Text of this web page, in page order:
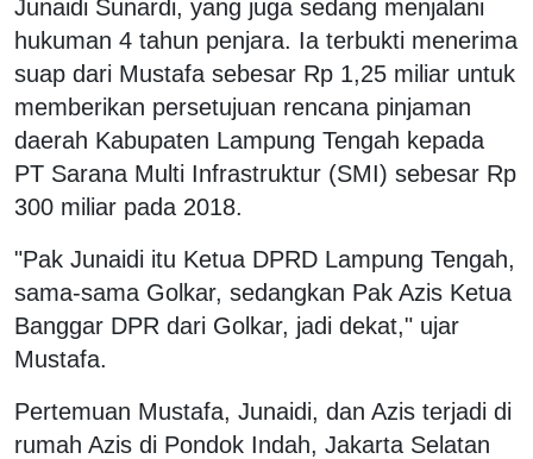
Junaidi Sunardi, yang juga sedang menjalani
hukuman 4 tahun penjara. Ia terbukti menerima
suap dari Mustafa sebesar Rp 1,25 miliar untuk
memberikan persetujuan rencana pinjaman
daerah Kabupaten Lampung Tengah kepada
PT Sarana Multi Infrastruktur (SMI) sebesar Rp
300 miliar pada 2018.
"Pak Junaidi itu Ketua DPRD Lampung Tengah,
sama-sama Golkar, sedangkan Pak Azis Ketua
Banggar DPR dari Golkar, jadi dekat," ujar
Mustafa.
Pertemuan Mustafa, Junaidi, dan Azis terjadi di
rumah Azis di Pondok Indah, Jakarta Selatan